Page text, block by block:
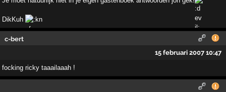
DikKuh
c-bert
15 februari 2007 10:47
focking ricky taaailaaah !